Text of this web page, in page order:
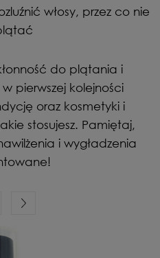
włosy, przez co nie
do plątania i
pierwszej kolejności
oraz kosmetyki i
stosujesz. Pamiętaj,
i wygładzenia